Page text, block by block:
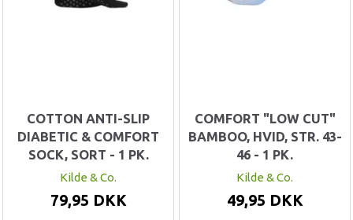
COTTON ANTI-SLIP
DIABETIC & COMFORT
SOCK, SORT - 1 PK.
Kilde & Co.
79,95 DKK
COMFORT "LOW CUT"
BAMBOO, HVID, STR. 43-
46 - 1 PK.
Kilde & Co.
49,95 DKK